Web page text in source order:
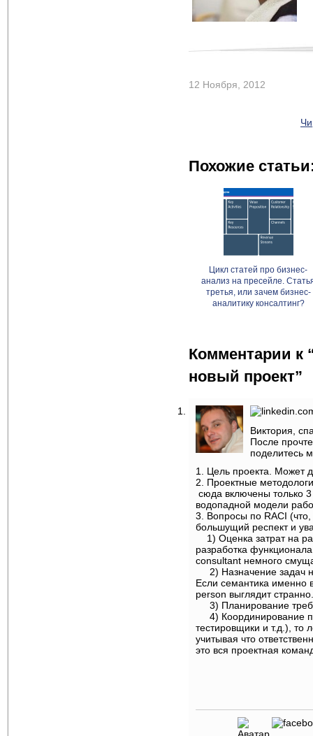
12 Ноября, 2012
Похожие
Цикл статей про бизнес-
анализ на пресейле.
третья, или зачем бизнес-
аналитику консалтинг?
Комментарии к
новый проект”
Виктория,
После
поделитесь
1. Цель проекта. Может
2. Проектные
сюда включены только 3
водопадной модели
3. Вопросы по RACI
большущий респект и
1) Оценка затрат на
разработка
consultant немного
2) Назначение задач
Если семантика именно
person выглядит странно.
3) Планирование
4) Координирование
тестировщики и т.д.), то
учитывая что
это вся проектная